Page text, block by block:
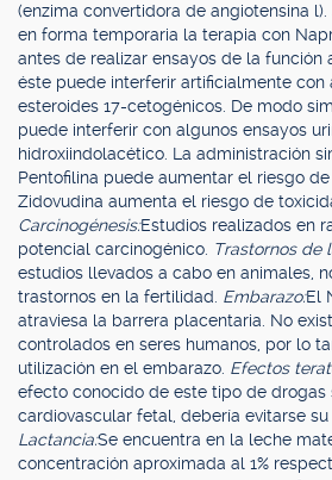
(enzima convertidora de angiotensina
en forma temporaria la terapia con
antes de realizar ensayos de la función
éste puede interferir artificialmente con
esteroides 17-cetogénicos. De modo
puede interferir con algunos ensayos
hidroxiindolacético. La administración
Pentofilina puede aumentar el riesgo
Zidovudina aumenta el riesgo de
Carcinogénesis:Estudios realizados en
potencial carcinogénico. Trastornos de
estudios llevados a cabo en animales,
trastornos en la fertilidad. Embarazo:El
atraviesa la barrera placentaria. No
controlados en seres humanos, por lo
utilización en el embarazo. Efectos
efecto conocido de este tipo de drogas
cardiovascular fetal, debería evitarse su
Lactancia:Se encuentra en la leche
concentración aproximada al 1%